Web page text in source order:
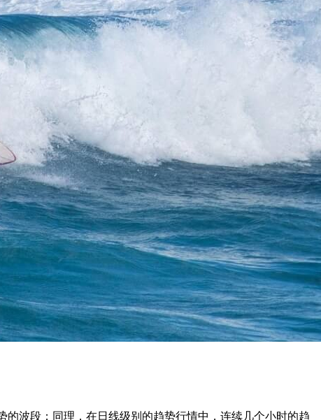
波段；同理，在日线级别的趋势行情中，连续几个小时的趋